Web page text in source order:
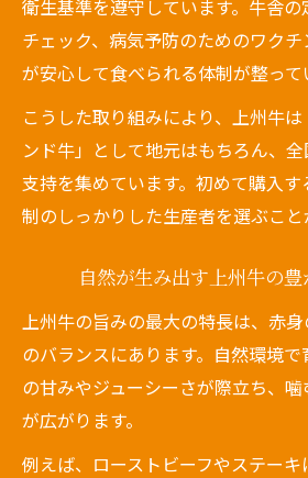
衛生基準を遵守しています。牛舎
チェック、病気予防のためのワク
が安心して食べられる体制が整って
こうした取り組みにより、上州牛
ンド牛」として地元はもちろん、
支持を集めています。初めて購入
制のしっかりした生産者を選ぶこと
自然が生み出す上州牛の
上州牛の旨みの最大の特長は、赤
のバランスにあります。自然環境
の甘みやジューシーさが際立ち、
が広がります。
例えば、ローストビーフやステー